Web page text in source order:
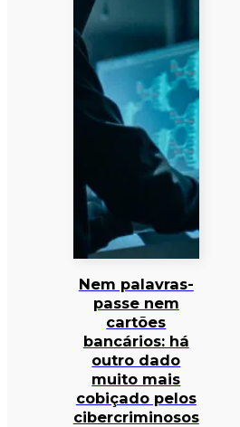
Nem palavras-
passe nem
cartões
bancários: há
outro dado
muito mais
cobiçado pelos
cibercriminosos